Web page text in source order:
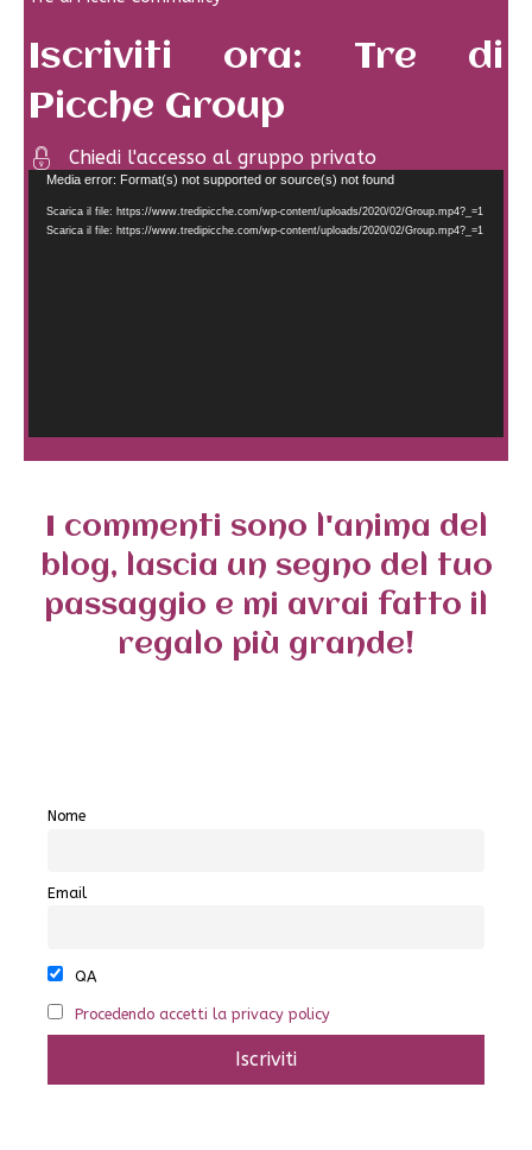
Iscriviti ora: Tre di
Picche Group
Chiedi l'accesso al gruppo privato
Video
Player
Media error: Format(s) not supported or source(s) not found
Scarica il file: https://www.tredipicche.com/wp-content/uploads/2020/02/Group.mp4?_=1
Scarica il file: https://www.tredipicche.com/wp-content/uploads/2020/02/Group.mp4?_=1
I commenti sono l'anima del
blog, lascia un segno del tuo
passaggio e mi avrai fatto il
regalo più grande!
Nome
Email
QA
Procedendo accetti la privacy policy